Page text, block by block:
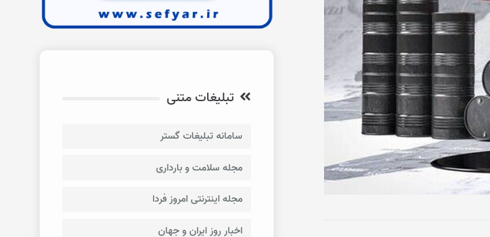
تبلیغات متنی
سامانه تبلیغات گستر
مجله سلامت و بارداری
مجله اینترنتی امروز فردا
اخبار روز ایران و جهان